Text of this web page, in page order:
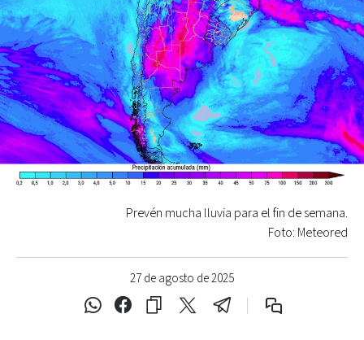
27 de agosto de 2025
Prevén mucha lluvia para el fin de semana.
Foto: Meteored